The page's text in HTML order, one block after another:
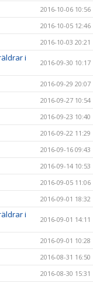
2016-10-06 10:56
2016-10-05 12:46
2016-10-03 20:21
i
2016-09-30 10:17
2016-09-29 20:07
2016-09-27 10:54
2016-09-23 10:40
2016-09-22 11:29
2016-09-16 09:43
2016-09-14 10:53
2016-09-05 11:06
2016-09-01 18:32
i
2016-09-01 14:11
2016-09-01 10:28
2016-08-31 16:50
2016-08-30 15:31